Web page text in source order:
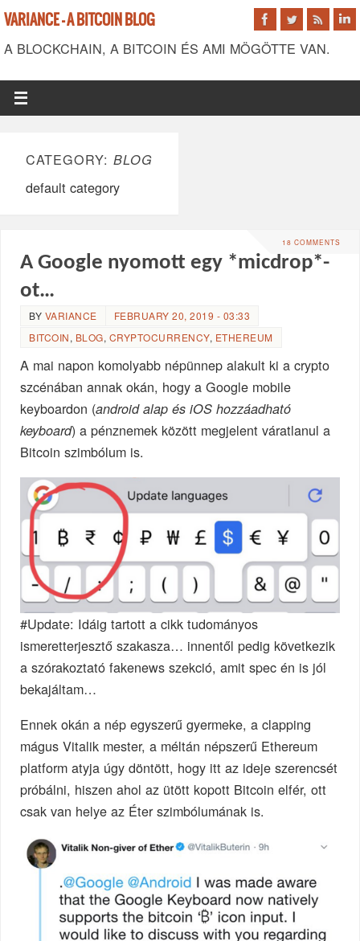
VARIANCE - A BITCOIN BLOG
A BLOCKCHAIN, A BITCOIN ÉS AMI MÖGÖTTE VAN.
CATEGORY: BLOG
default category
18 COMMENTS
A Google nyomott egy *micdrop*-
ot…
BY VARIANCE
FEBRUARY 20, 2019 - 03:33
BITCOIN, BLOG, CRYPTOCURRENCY, ETHEREUM
A mai napon komolyabb népünnep alakult ki a crypto
szcénában annak okán, hogy a Google mobile
keyboardon (android alap és iOS hozzáadható
keyboard) a pénznemek között megjelent váratlanul a
Bitcoin szimbólum is.
#Update: Idáig tartott a cikk tudományos
ismeretterjesztő szakasza… innentől pedig következik
a szórakoztató fakenews szekció, amit spec én is jól
bekajáltam…
Ennek okán a nép egyszerű gyermeke, a clapping
mágus Vitalik mester, a méltán népszerű Ethereum
platform atyja úgy döntött, hogy itt az ideje szerencsét
próbálni, hiszen ahol az ütött kopott Bitcoin elfér, ott
csak van helye az Éter szimbólumának is.